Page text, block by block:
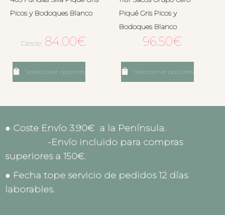
Picos y Bodoques Blanco
Desde: 84.00€
Seleccionar opciones
Piqué Gris Picos y
Bodoques Blanco
96.50€
Seleccionar opciones
● Coste Envío 3.90€ a la Península.
-Envío incluido para compras
superiores a 150€.
● Fecha tope servicio de pedidos 12 días
laborables.